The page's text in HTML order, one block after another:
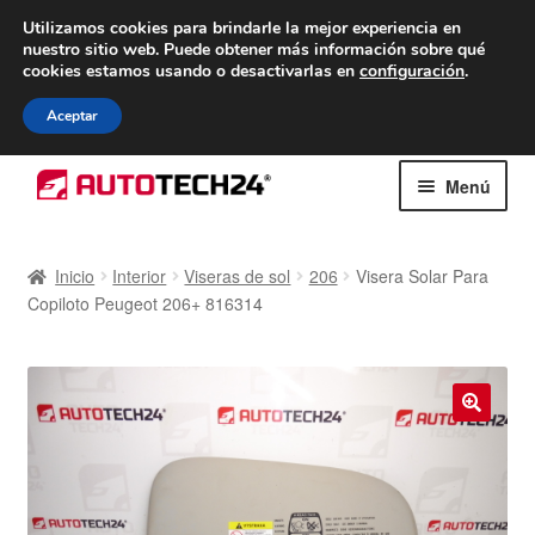
ENTREGA desde 7 EUR
De lunes a viernes de 9 a. m. a 4 p. m.
navegación
al
Menú
Caja registradora
Carro
Envío al mundo entero
Inicio Interior Viseras de sol 206
Visera Solar Para
Copiloto Peugeot 206+ 816314
Utilizamos cookies para brindarle la mejor experiencia en
nuestro sitio web. Puede obtener más información sobre qué
cookies estamos usando o desactivarlas en configuración.
Aceptar